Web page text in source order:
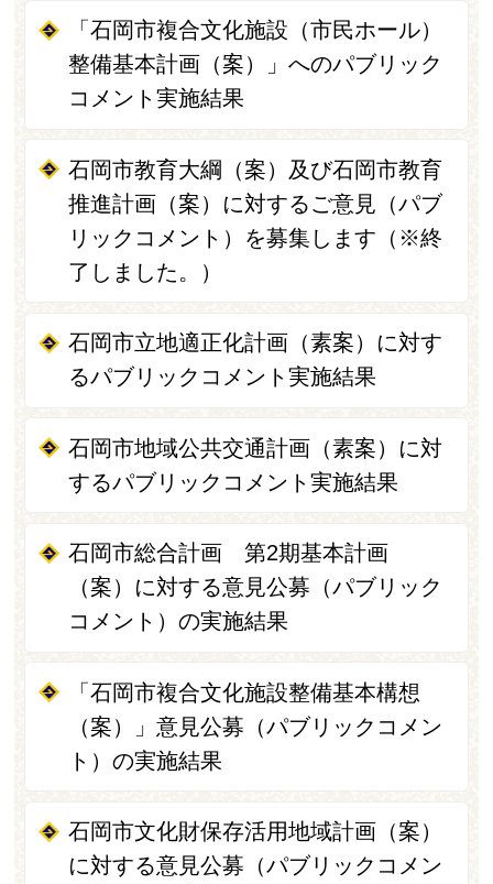
「石岡市複合文化施設（市民ホール）
整備基本計画（案）」へのパブリック
コメント実施結果
石岡市教育大綱（案）及び石岡市教育
推進計画（案）に対するご意見（パブ
リックコメント）を募集します（※終
了しました。）
石岡市立地適正化計画（素案）に対す
るパブリックコメント実施結果
石岡市地域公共交通計画（素案）に対
するパブリックコメント実施結果
石岡市総合計画 第2期基本計画
（案）に対する意見公募（パブリック
コメント）の実施結果
「石岡市複合文化施設整備基本構想
（案）」意見公募（パブリックコメン
ト）の実施結果
石岡市文化財保存活用地域計画（案）
に対する意見公募（パブリックコメン